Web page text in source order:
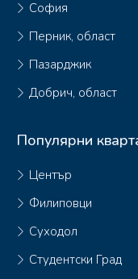
София
Перник, област
Пазарджик
Добрич, област
Популярни
Център
Филиповци
Суходол
Студентски Град